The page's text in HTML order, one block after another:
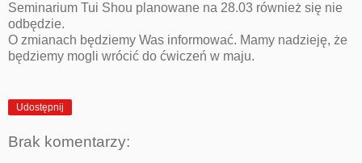
Seminarium Tui Shou planowane na 28.03 również się nie
odbędzie.
O zmianach będziemy Was informować. Mamy nadzieję, że
będziemy mogli wrócić do ćwiczeń w maju.
Udostępnij
Brak komentarzy: